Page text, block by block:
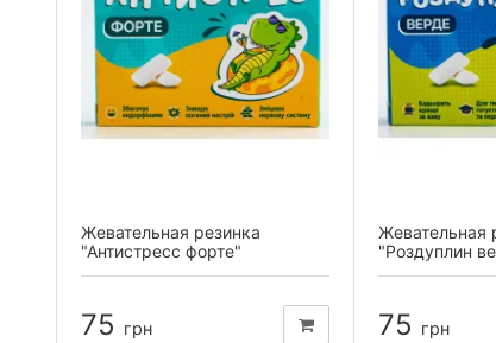
Жевательная резинка
"Антистресс форте"
75 грн
Жевательная
"Роздуплин
75 грн